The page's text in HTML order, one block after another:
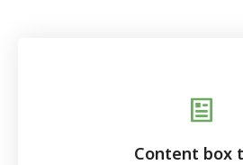
Content box